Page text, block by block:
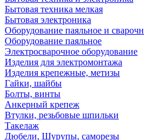
Бытовая техника мелкая
Бытовая электроника
Оборудование паяльное и
Оборудование паяльное
Электросварочное оборудование
Изделия для электромонтажа
Изделия крепежные, метизы
Гайки, шайбы
Болты, винты
Анкерный крепеж
Втулки, резьбовые шпильки
Такелаж
Дюбели, Шурупы, саморезы